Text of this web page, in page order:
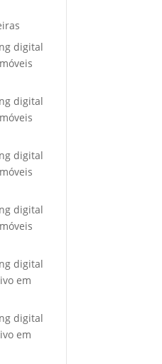
digital
digital
digital
digital
digital
em
digital
em